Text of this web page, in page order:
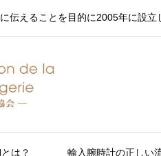
伝えることを目的に2005年に設
は？ 輸入腕時計の正しい